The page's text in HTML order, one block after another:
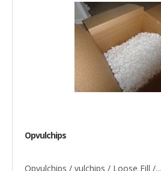
Opvulchips
Opvulchips / vulchips / Loose Fill /...